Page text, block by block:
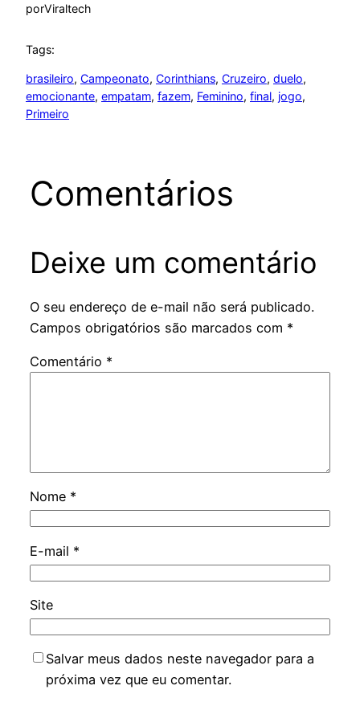
porViraltech
Tags:
brasileiro, Campeonato, Corinthians, Cruzeiro, duelo
emocionante, empatam, fazem, Feminino, final, jogo
Primeiro
Comentários
Deixe um comentário
O seu endereço de e-mail não será publicado.
Campos obrigatórios são marcados com *
Comentário *
Nome *
E-mail *
Site
Salvar meus dados neste navegador para a
próxima vez que eu comentar.